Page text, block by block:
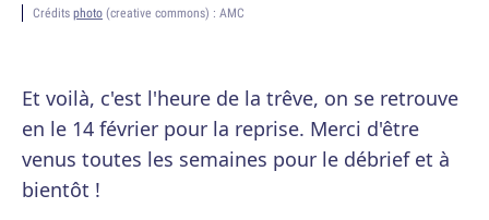
Crédits photo (creative commons) : AMC
Et voilà, c'est l'heure de la trêve, on se retrouve
en le 14 février pour la reprise. Merci d'être
venus toutes les semaines pour le débrief et à
bientôt !